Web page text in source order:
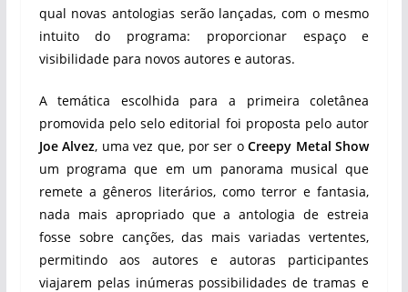
qual novas antologias serão lançadas, com o mesmo
intuito do programa: proporcionar espaço e
visibilidade para novos autores e autoras.
A temática escolhida para a primeira coletânea
promovida pelo selo editorial foi proposta pelo autor
Joe Alvez, uma vez que, por ser oCreepy Metal Show
um programa que em um panorama musical que
remete a gêneros literários, como terror e fantasia,
nada mais apropriado que a antologia de estreia
fosse sobre canções, das mais variadas vertentes,
permitindo aos autores e autoras participantes
viajarem pelas inúmeras possibilidades de tramas e